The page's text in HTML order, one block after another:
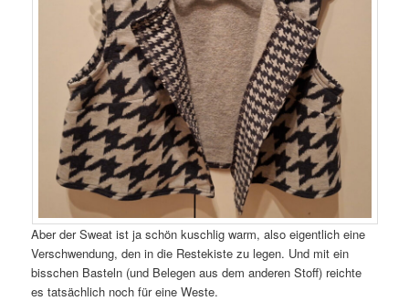
Aber der Sweat ist ja schön kuschlig warm, also eigentlich eine
Verschwendung, den in die Restekiste zu legen. Und mit ein
bisschen Basteln (und Belegen aus dem anderen Stoff) reichte
es tatsächlich noch für eine Weste.